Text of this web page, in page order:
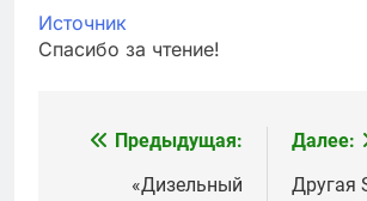
Источник
Спасибо за чтение!
Навигация
Предыдущая:
«Дизельный
Далее:
Другая